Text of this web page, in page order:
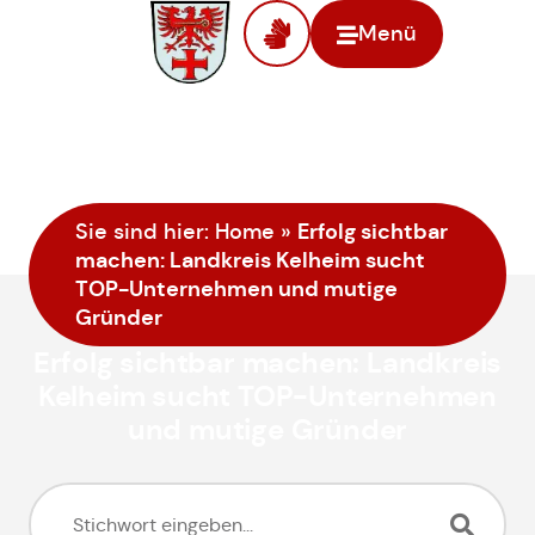
Menü
Sie sind hier: Home » Erfolg sichtbar
machen: Landkreis Kelheim sucht
TOP-Unternehmen und mutige
Gründer